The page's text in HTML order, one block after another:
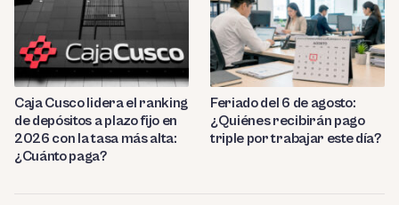
Caja Cusco lidera el ranking
de depósitos a plazo fijo en
2026 con la tasa más alta:
¿Cuánto paga?
Feriado del 6 de agosto:
¿Quiénes recibirán pago
triple por trabajar este día?